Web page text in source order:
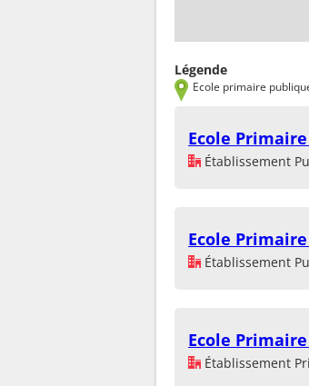
Légende
Ecole primaire
Ecole
Établissement
Ecole
Établissement
Ecole
Établissement